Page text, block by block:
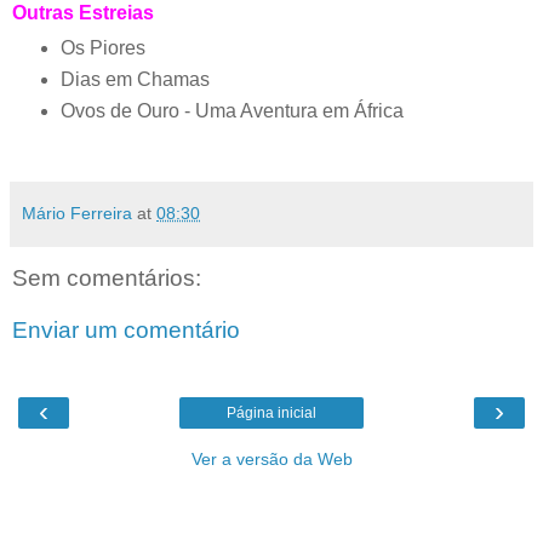
Outras Estreias
Os Piores
Dias em Chamas
Ovos de Ouro - Uma Aventura em África
Mário Ferreira at 08:30
Sem comentários:
Enviar um comentário
‹ ›
Página inicial
Ver a versão da Web